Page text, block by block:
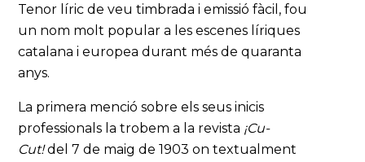
Tenor líric de veu timbrada i emissió fàcil, fou
un nom molt popular a les escenes líriques
catalana i europea durant més de quaranta
anys.
La primera menció sobre els seus inicis
professionals la trobem a la revista ¡Cu-
Cut!del 7 de maig de 1903 on textualment